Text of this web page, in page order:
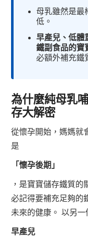
母乳雖然是最
低。
早產兒、低體
鐵副食品的寶
必額外補充鐵
為什麼純母乳
存大解密
從懷孕開始，媽媽就
是
「懷孕後期」
，是寶寶儲存鐵質
必記得要補充足夠的
未來的健康。 以另
早產兒